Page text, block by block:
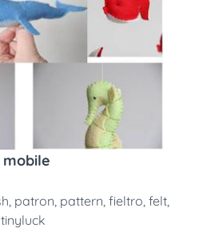
, patron, pattern, fieltro, felt,
tinyluck